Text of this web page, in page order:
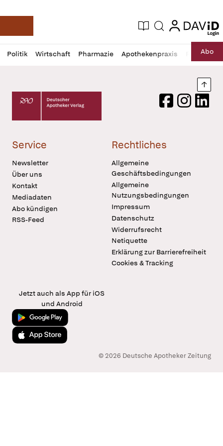
Deutsche Apotheker Zeitung
Aktuelle Ausgabe
Suche login
login
Politik Wirtschaft Pharmazie Apothekenpraxis RechtAbo
Profil
öffnen
Daz
Pur
Deutscher Apotheker Verlag Logo
FacebookInstagram
Service
Newsletter
Über uns
Kontakt
Mediadaten
Abo kündigen
RSS-Feed
Rechtliches
Allgemeine
Geschäftsbedingungen
Allgemeine
Nutzungsbedingungen
Impressum
Datenschutz
Widerrufsrecht
Netiquette
Erklärung zur Barrierefreiheit
Cookies & Tracking
Jetzt auch als App für iOS
und Android
Jetzt bei Google Play
Laden im App Store
© 2026 Deutsche Apotheker Zeitung